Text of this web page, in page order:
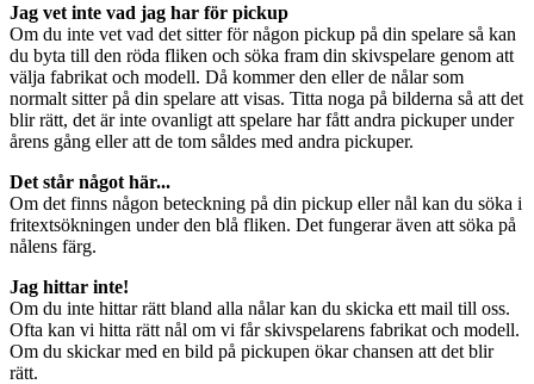
Jag vet inte vad jag har för pickup
Om du inte vet vad det sitter för någon pickup på din spelare så kan
du byta till den röda fliken och söka fram din skivspelare genom att
välja fabrikat och modell. Då kommer den eller de nålar som
normalt sitter på din spelare att visas. Titta noga på bilderna så att det
blir rätt, det är inte ovanligt att spelare har fått andra pickuper under
årens gång eller att de tom såldes med andra pickuper.
Det står något här...
Om det finns någon beteckning på din pickup eller nål kan du söka i
fritextsökningen under den blå fliken. Det fungerar även att söka på
nålens färg.
Jag hittar inte!
Om du inte hittar rätt bland alla nålar kan du skicka ett mail till oss.
Ofta kan vi hitta rätt nål om vi får skivspelarens fabrikat och modell.
Om du skickar med en bild på pickupen ökar chansen att det blir
rätt.